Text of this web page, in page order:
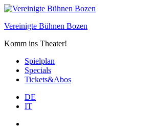
Skip
content
Vereinigte Bühnen Bozen
Komm ins Theater!
Spielplan
Specials
Tickets&Abos
DE
IT